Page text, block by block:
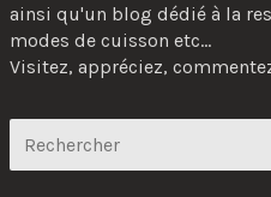
ainsi qu'un blog dédié à la
modes de cuisson etc...
Visitez, appréciez,